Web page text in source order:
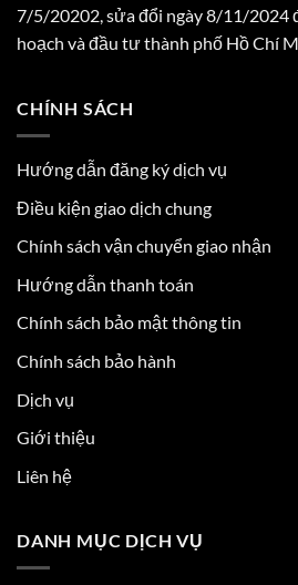
7/5/20202, sửa đổi ngày 8/11/2024
hoạch và đầu tư thành phố Hồ Chí
CHÍNH SÁCH
Hướng dẫn đăng ký dịch vụ
Điều kiện giao dịch chung
Chính sách vận chuyển giao nhận
Hướng dẫn thanh toán
Chính sách bảo mật thông tin
Chính sách bảo hành
Dịch vụ
Giới thiệu
Liên hệ
DANH MỤC DỊCH VỤ